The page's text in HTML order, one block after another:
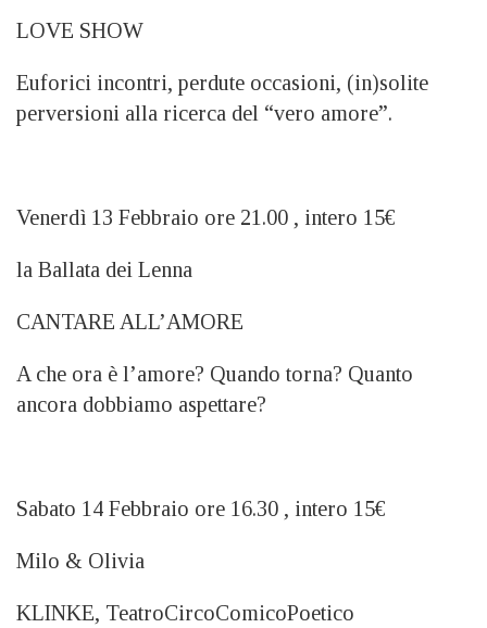
LOVE SHOW
Euforici incontri, perdute occasioni, (in)solite
perversioni alla ricerca del “vero amore”.
Venerdì 13 Febbraio ore 21.00 , intero 15€
la Ballata dei Lenna
CANTARE ALL’AMORE
A che ora è l’amore? Quando torna? Quanto
ancora dobbiamo aspettare?
Sabato 14 Febbraio ore 16.30 , intero 15€
Milo & Olivia
KLINKE, TeatroCircoComicoPoetico